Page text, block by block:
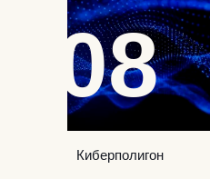
Киберполигон
08